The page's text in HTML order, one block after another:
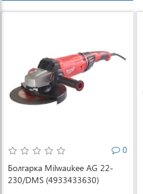
0
Болгарка Milwaukee AG 22-
230/DMS (4933433630)